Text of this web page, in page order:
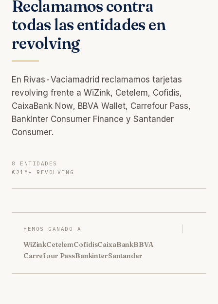
Reclamamos contra
todas las entidades en
revolving
En Rivas-Vaciamadrid reclamamos tarjetas
revolving frente a WiZink, Cetelem, Cofidis,
CaixaBank Now, BBVA Wallet, Carrefour Pass,
Bankinter Consumer Finance y Santander
Consumer.
8 ENTIDADES
€21M+ REVOLVING
HEMOS GANADO A
WiZinkCetelemCofidisCaixaBankBBVA
Carrefour PassBankinterSantander